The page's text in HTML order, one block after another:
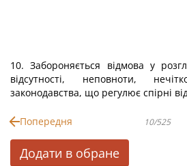
10. Забороняється відмова у
відсутності, неповноти,
законодавства, що регулює спірні
Попередня 10/525
Додати в обране